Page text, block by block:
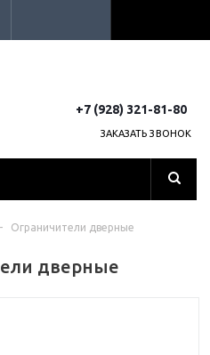
+7 (928) 321-81-80
ЗАКАЗАТЬ ЗВОНОК
- Ограничители дверные
дверные